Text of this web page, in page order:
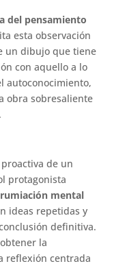
del pensamiento
esta observación
un dibujo que tiene
con aquello a lo
autoconocimiento,
obra sobresaliente
de un
protagonista
mental
ideas repetidas y
definitiva.
la
reflexión centrada